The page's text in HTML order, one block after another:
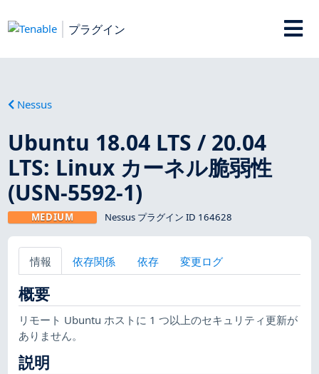
プラグイン
Nessus
Ubuntu 18.04 LTS / 20.04
LTS: Linux カーネル脆弱性
(USN-5592-1)
MEDIUM Nessus プラグイン ID 164628
情報 依存関係 依存 変更ログ
概要
リモート Ubuntu ホストに 1 つ以上のセキュリティ更新が
ありません。
説明